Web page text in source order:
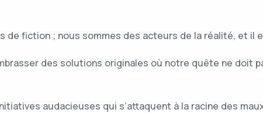
de fiction ; nous sommes des acteurs de la réalité, et il
des solutions originales où notre quête ne doit
audacieuses qui s’attaquent à la racine des